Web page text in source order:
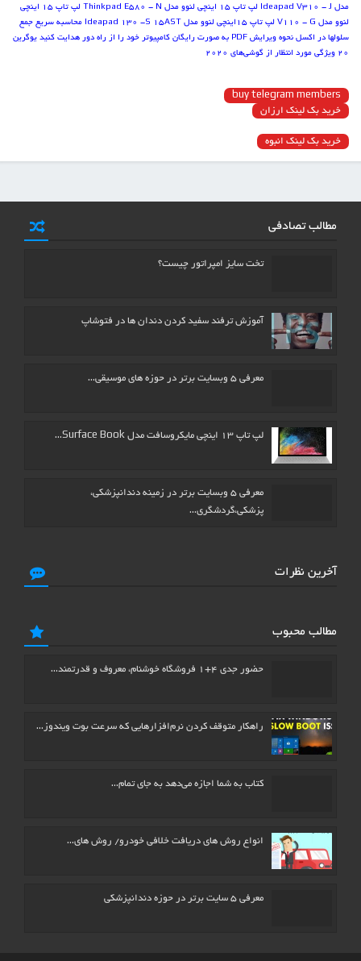
مدل Ideapad V310 - J
لپ تاپ 15 اینچی لنوو مدل Thinkpad E580 - N
لپ تاپ 15 اینچی
لنوو مدل V110 - G
لپ تاپ 15اینچی لنوو مدل Ideapad 130 -S 15AST
محاسبه سریع جمع
سلول‏ها در اکسل نحوه ویرایش PDF به صورت رایگان کامپیوتر خود را از راه دور هدایت کنید یوگرین
۲۰ ویژگی مورد انتظار از گوشی‌های ۲۰۲۰
buy telegram members
خرید بک لینک ارزان
خرید بک لینک انبوه
مطالب تصادفی
تخت سایز امپراتور چیست؟
آموزش ترفند سفید کردن دندان ها در فتوشاپ
معرفی ۵ وبسایت برتر در حوزه های موسیقی…
لپ تاپ ۱۳ اینچی مایکروسافت مدل Surface Book…
معرفی ۵ وبسایت برتر در زمینه دندانپزشکی،
پزشکی،گردشگری…
آخرین نظرات
مطالب محبوب
حضور جدی ۴+۱ فروشگاه خوشنام، معروف و قدرتمند…
راهکار متوقف کردن نرم‌افزارهایی که سرعت بوت ویندوز…
كتاب به شما اجازه می‌دهد به جای تمام…
انواع روش های دریافت خلافی خودرو/ روش های…
معرفی ۵ سایت برتر در حوزه دندانپزشکی